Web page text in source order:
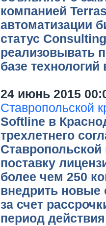
компанией
автоматизации
статус
реализовывать
базе технологий
24 июнь 2015
Ставропольской
Softline в
трехлетнего
Ставропольской
поставку
более чем 250
внедрить новые
за счет
период